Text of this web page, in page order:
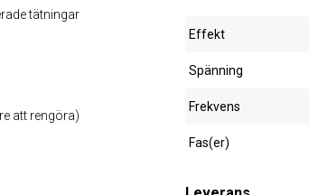
tätningar
att rengöra)
Effekt
Spänning
Frekvens
Fas(er)